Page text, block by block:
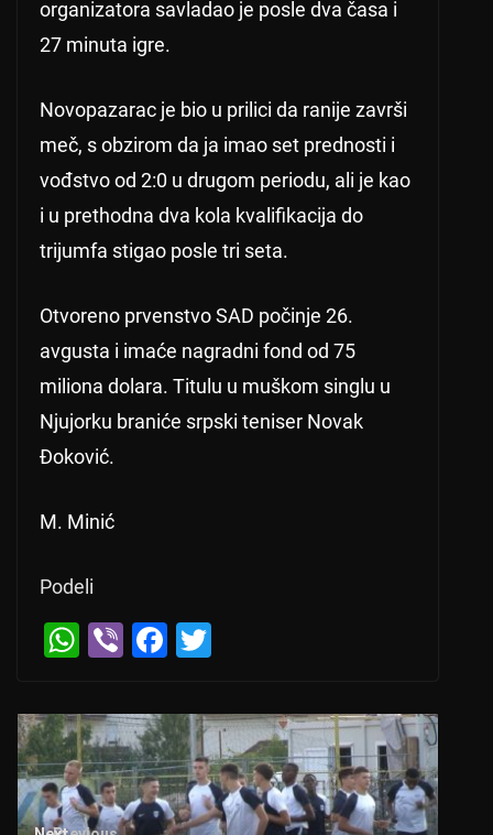
organizatora savladao je posle dva časa i
27 minuta igre.
Novopazarac je bio u prilici da ranije završi
meč, s obzirom da ja imao set prednosti i
vođstvo od 2:0 u drugom periodu, ali je kao
i u prethodna dva kola kvalifikacija do
trijumfa stigao posle tri seta.
Otvoreno prvenstvo SAD počinje 26.
avgusta i imaće nagradni fond od 75
miliona dolara. Titulu u muškom singlu u
Njujorku braniće srpski teniser Novak
Đoković.
M. Minić
Podeli
W
at
s
A
p
Vi
er
F
c
e
b
o
tt
er